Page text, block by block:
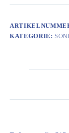
Rips
072
Menge
KATEGORIE: